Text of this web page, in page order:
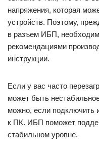
напряжения, которая
устройств. Поэтому,
в разъем ИБП,
рекомендациями
инструкции.
Если у вас часто
может быть
можно, если подключить
к ПК. ИБП поможет
стабильном уровне.